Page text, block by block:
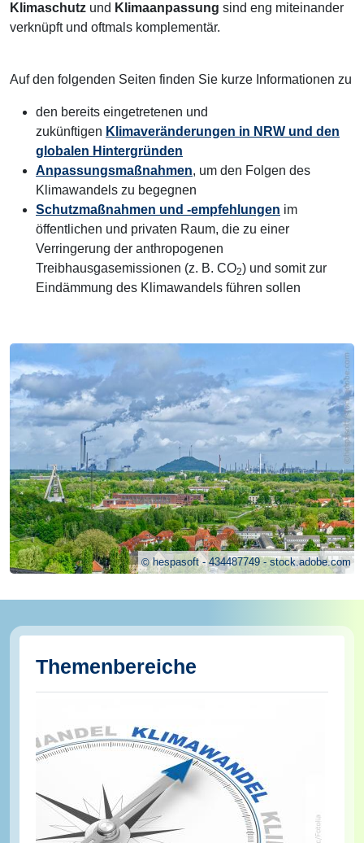
Klimaschutz und Klimaanpassung sind eng miteinander
verknüpft und oftmals komplementär.
Auf den folgenden Seiten finden Sie kurze Informationen zu
den bereits eingetretenen und
zukünftigen Klimaveränderungen in NRW und den
globalen Hintergründen
Anpassungsmaßnahmen, um den Folgen des
Klimawandels zu begegnen
Schutzmaßnahmen und -empfehlungen im
öffentlichen und privaten Raum, die zu einer
Verringerung der anthropogenen
Treibhausgasemissionen (z. B. CO2) und somit zur
Eindämmung des Klimawandels führen sollen
hespasoft - 434487749 - stock.adobe.com
Themenbereiche